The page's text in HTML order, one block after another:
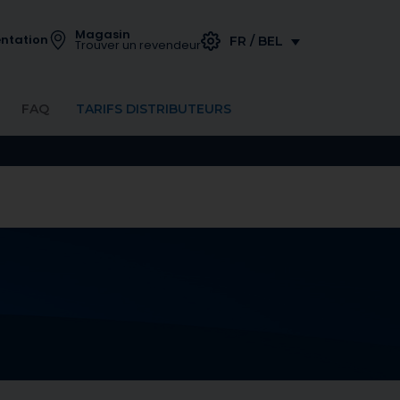
Magasin
Trouver un revendeur FR / BEL
FAQ TARIFS DISTRIBUTEURS